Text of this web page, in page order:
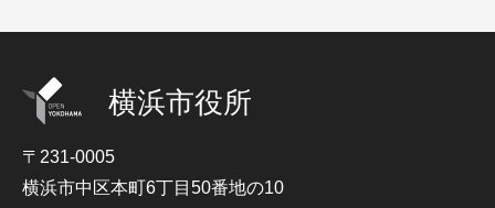
横浜市役所
〒231-0005
横浜市中区本町6丁目50番地の10